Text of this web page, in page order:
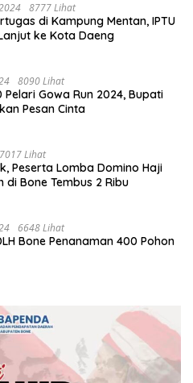
8777 Lihat
di Kampung Mentan, IPTU
ke Kota Daeng
8090 Lihat
Pelari Gowa Run 2024, Bupati
Pesan Cinta
7017 Lihat
Peserta Lomba Domino Haji
di Bone Tembus 2 Ribu
6648 Lihat
Bone Penanaman 400 Pohon